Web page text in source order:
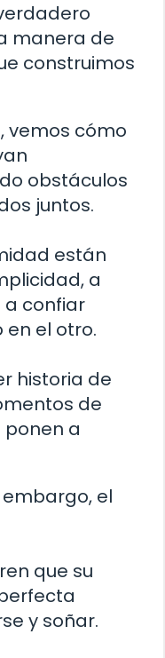
manera de
construimos
vemos cómo
obstáculos
juntos.
están
a
confiar
el otro.
historia de
de
ponen a
embargo, el
que su
y soñar.